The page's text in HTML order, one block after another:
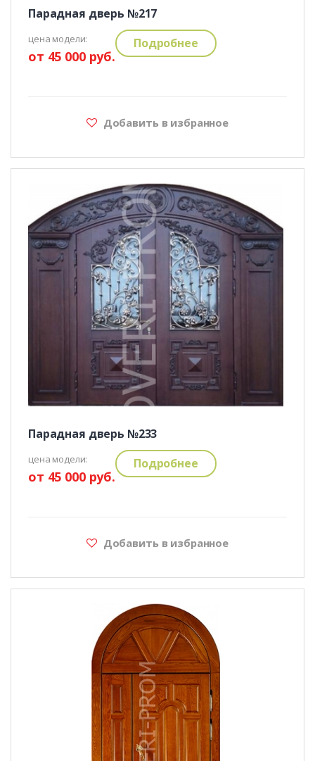
Парадная дверь №217
цена модели:
от 45 000 руб.
Подробнее
Добавить в избранное
Парадная дверь №233
цена модели:
от 45 000 руб.
Подробнее
Добавить в избранное